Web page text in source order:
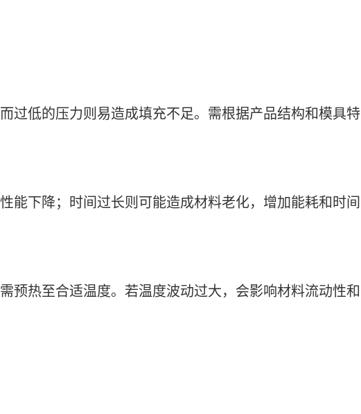
过低的压力则易造成填充不足。需根据产品结构和模具特
能下降；时间过长则可能造成材料老化，增加能耗和时间
预热至合适温度。若温度波动过大，会影响材料流动性和